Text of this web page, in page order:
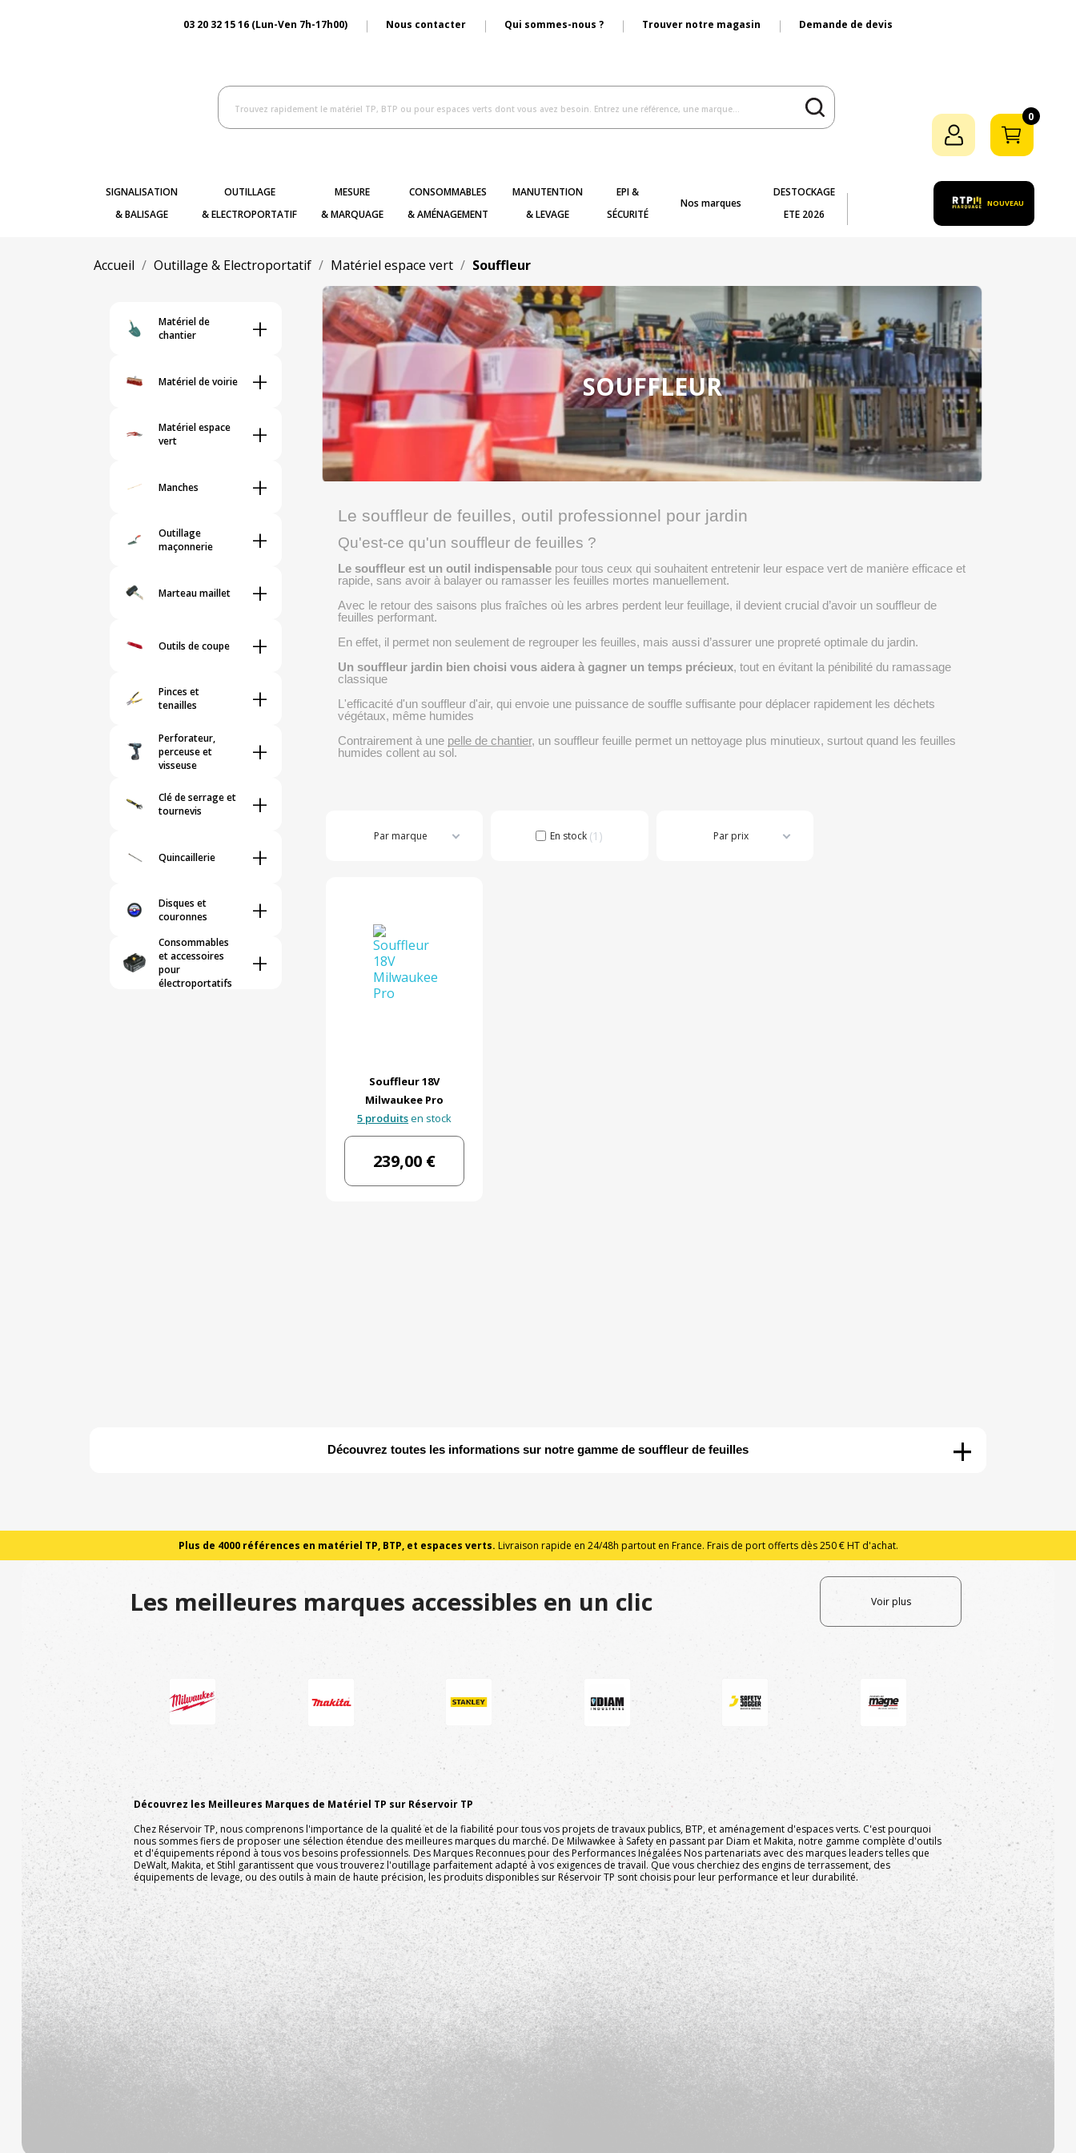
03 20 32 15 16 (Lun-Ven 7h-17h00) Nous contacter Qui sommes-nous ? Trouver notre magasin Demande de devis
0
SIGNALISATION
& BALISAGE
OUTILLAGE
& ELECTROPORTATIF
MESURE
& MARQUAGE
CONSOMMABLES
& AMÉNAGEMENT
MANUTENTION
& LEVAGE
EPI &
SÉCURITÉ
Nos marques
DESTOCKAGE
ETE 2026
NOUVEAU
Accueil Outillage & Electroportatif Matériel espace vert Souffleur
Matériel de
chantier
+
Matériel de voirie +
Matériel espace
vert
+
Manches +
Outillage
maçonnerie
+
Marteau maillet +
Outils de coupe +
Pinces et
tenailles
+
Perforateur,
perceuse et
visseuse
+
Clé de serrage et
tournevis
+
Quincaillerie +
Disques et
couronnes
+
Consommables
et accessoires
pour
électroportatifs
+
SOUFFLEUR
Le souffleur de feuilles, outil professionnel pour jardin
Qu'est-ce qu'un souffleur de feuilles ?
Le souffleur est un outil indispensable pour tous ceux qui souhaitent entretenir leur espace vert de manière efficace et
rapide, sans avoir à balayer ou ramasser les feuilles mortes manuellement.
Avec le retour des saisons plus fraîches où les arbres perdent leur feuillage, il devient crucial d’avoir un souffleur de
feuilles performant.
En effet, il permet non seulement de regrouper les feuilles, mais aussi d’assurer une propreté optimale du jardin.
Un souffleur jardin bien choisi vous aidera à gagner un temps précieux, tout en évitant la pénibilité du ramassage
classique
L'efficacité d'un souffleur d'air, qui envoie une puissance de souffle suffisante pour déplacer rapidement les déchets
végétaux, même humides
Contrairement à une pelle de chantier, un souffleur feuille permet un nettoyage plus minutieux, surtout quand les feuilles
humides collent au sol.
Par marque En stock 1 Par prix
Souffleur 18V
Milwaukee Pro
5 produitsen stock
239,00 €
Découvrez toutes les informations sur notre gamme de souffleur de feuilles +
Plus de 4000 références en matériel TP, BTP, et espaces verts. Livraison rapide en 24/48h partout en France. Frais de port offerts dès 250 € HT d'achat.
Les meilleures marques accessibles en un clic Voir plus
Découvrez les Meilleures Marques de Matériel TP sur Réservoir TP
Chez Réservoir TP, nous comprenons l'importance de la qualité et de la fiabilité pour tous vos projets de travaux publics, BTP, et aménagement d'espaces verts. C'est pourquoi
nous sommes fiers de proposer une sélection étendue des meilleures marques du marché. De Milwawkee à Safety en passant par Diam et Makita, notre gamme complète d'outils
et d'équipements répond à tous vos besoins professionnels. Des Marques Reconnues pour des Performances Inégalées Nos partenariats avec des marques leaders telles que
DeWalt, Makita, et Stihl garantissent que vous trouverez l'outillage parfaitement adapté à vos exigences de travail. Que vous cherchiez des engins de terrassement, des
équipements de levage, ou des outils à main de haute précision, les produits disponibles sur Réservoir TP sont choisis pour leur performance et leur durabilité.